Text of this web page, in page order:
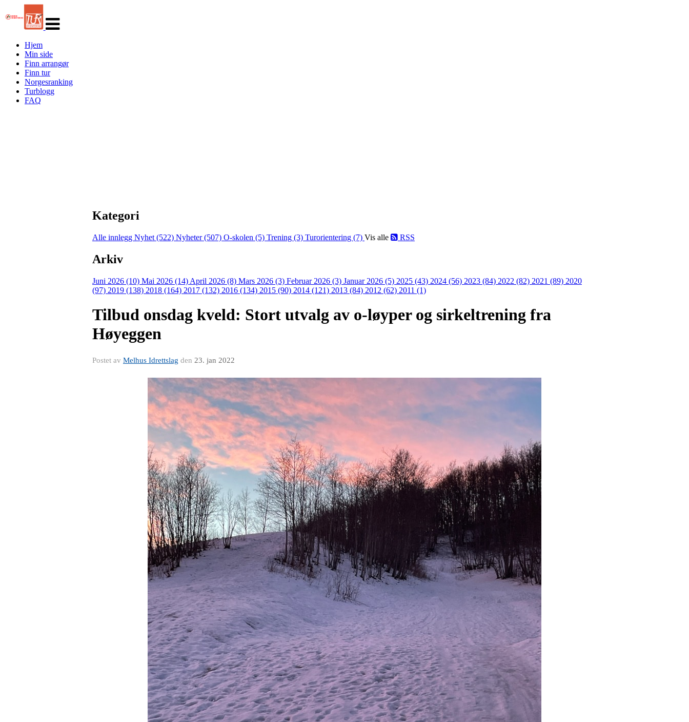
navigasjon
Hjem
Min side
Finn arrangør
Finn tur
Norgesranking
Turblogg
FAQ
Kategori
Alle innlegg Nyhet (522) Nyheter (507) O-skolen (5) Trening (3) Turorientering (7) Vis alle RSS
Arkiv
Juni 2026 (10) Mai 2026 (14) April 2026 (8) Mars 2026 (3) Februar 2026 (3) Januar 2026 (5) 2025 (43) 2024 (56) 2023 (84) 2022 (82) 2021 (89) 2020
(97) 2019 (138) 2018 (164) 2017 (132) 2016 (134) 2015 (90) 2014 (121) 2013 (84) 2012 (62) 2011 (1)
Tilbud onsdag kveld: Stort utvalg av o-løyper og sirkeltrening fra
Høyeggen
Postet av Melhus Idrettslag den 23. jan 2022